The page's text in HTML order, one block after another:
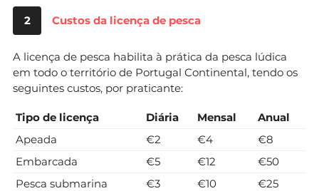
2 Custos da licença de pesca
A licença de pesca habilita à prática da pesca lúdica
em todo o território de Portugal Continental, tendo os
seguintes custos, por praticante:
Tipo de licença Diária Mensal
Anual
Apeada
€2 €4
€8
Embarcada
€5 €12
€50
Pesca submarina
€3 €10
€25